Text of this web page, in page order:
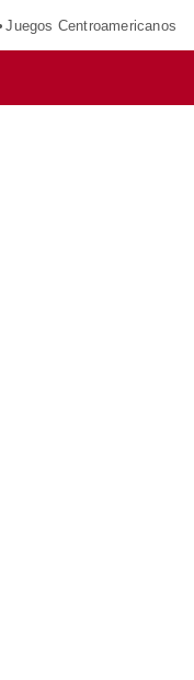
Juegos Centroamericanos